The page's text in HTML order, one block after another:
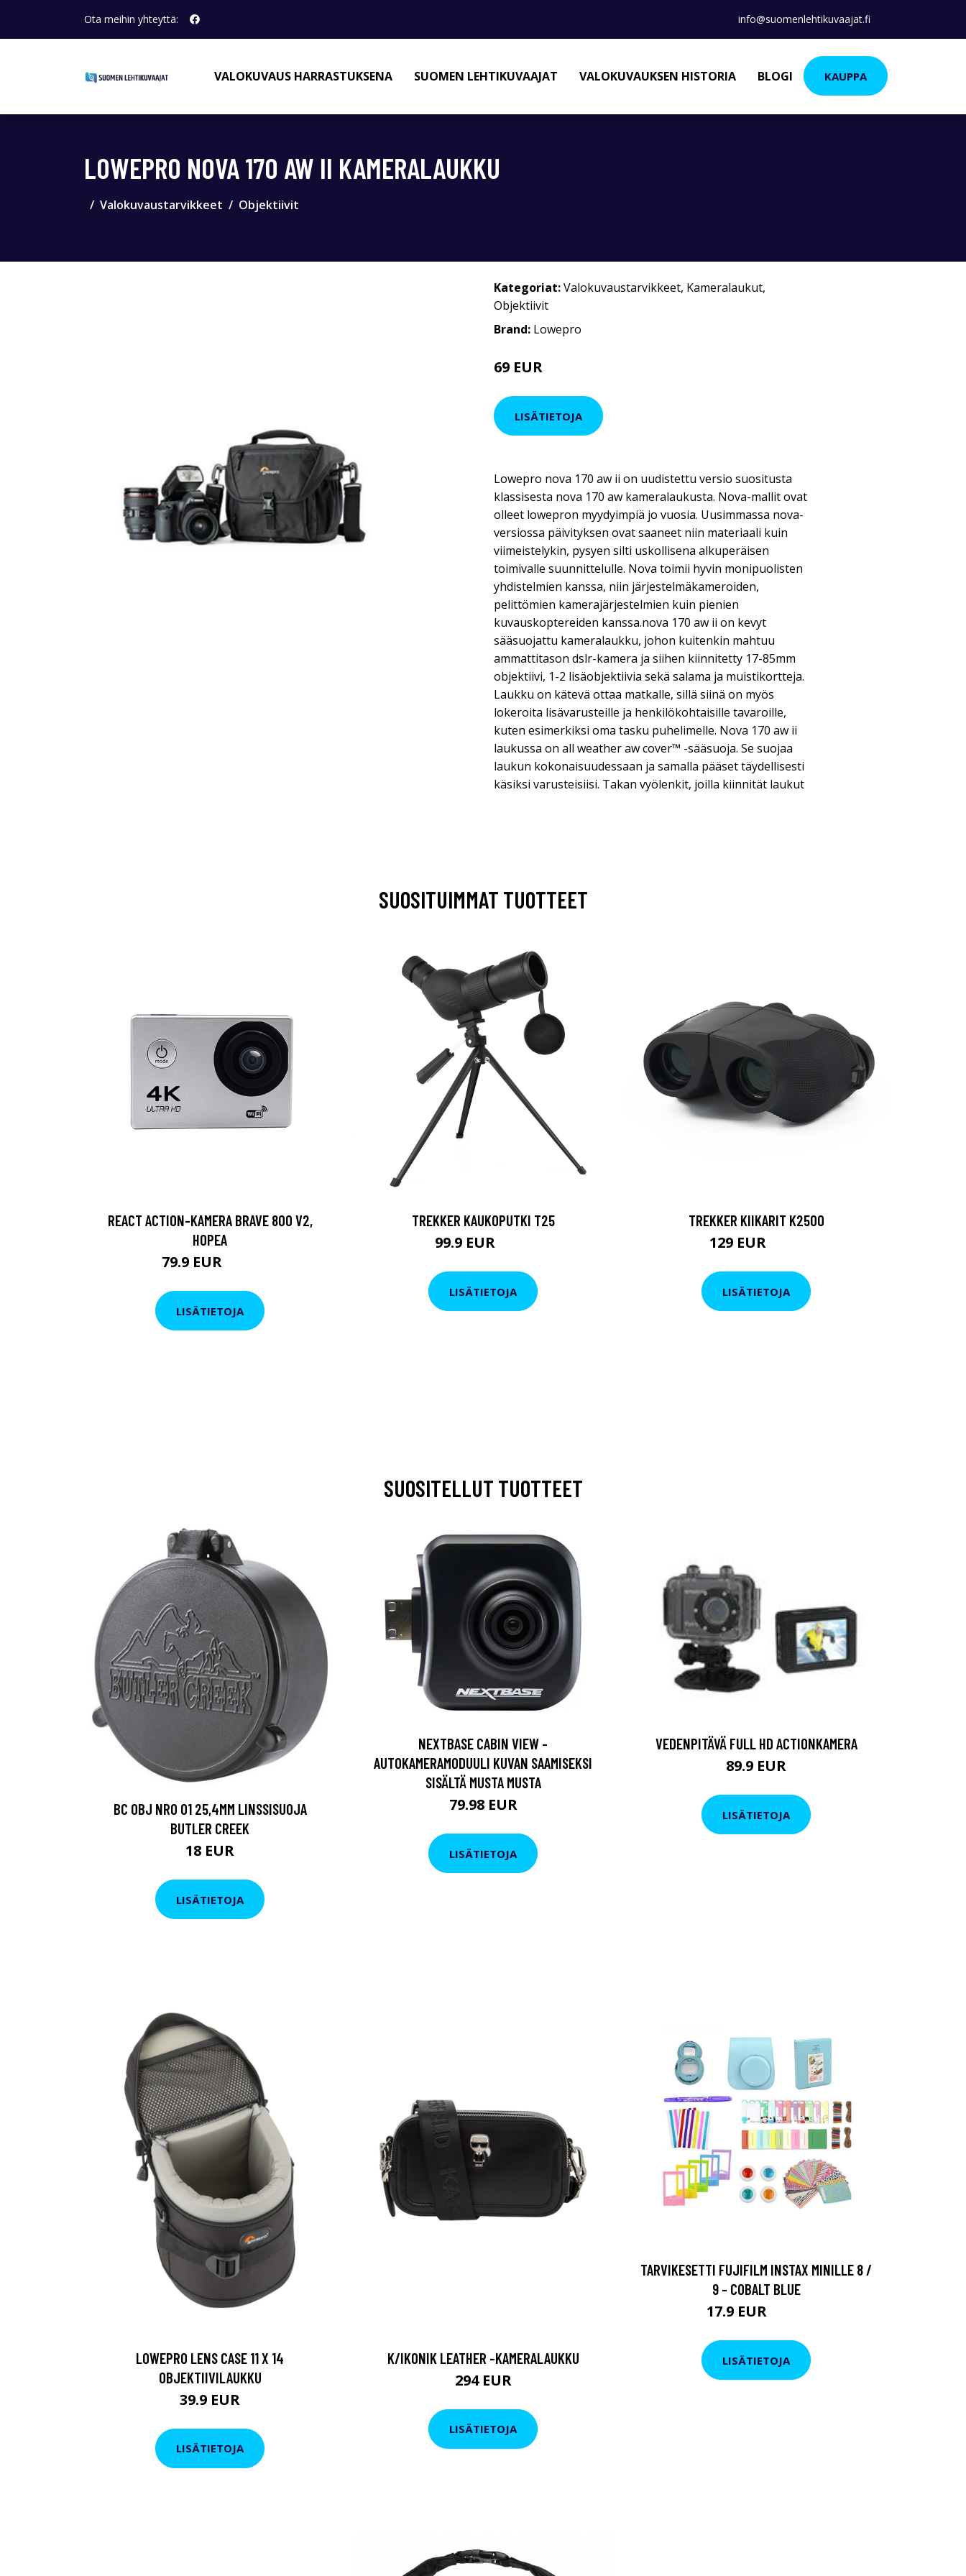
Ota meihin yhteyttä: info@suomenlehtikuvaajat.fi
VALOKUVAUS HARRASTUKSENA SUOMEN LEHTIKUVAAJAT VALOKUVAUKSEN HISTORIA BLOGI KAUPPA
LOWEPRO NOVA 170 AW II KAMERALAUKKU
Valokuvaustarvikkeet Objektiivit
Kategoriat:Valokuvaustarvikkeet, Kameralaukut,
Objektiivit
Brand: Lowepro
69 EUR
LISÄTIETOJA
Lowepro nova 170 aw ii on uudistettu versio suositusta
klassisesta nova 170 aw kameralaukusta. Nova-mallit ovat
olleet lowepron myydyimpiä jo vuosia. Uusimmassa nova-
versiossa päivityksen ovat saaneet niin materiaali kuin
viimeistelykin, pysyen silti uskollisena alkuperäisen
toimivalle suunnittelulle. Nova toimii hyvin monipuolisten
yhdistelmien kanssa, niin järjestelmäkameroiden,
pelittömien kamerajärjestelmien kuin pienien
kuvauskoptereiden kanssa.nova 170 aw ii on kevyt
sääsuojattu kameralaukku, johon kuitenkin mahtuu
ammattitason dslr-kamera ja siihen kiinnitetty 17-85mm
objektiivi, 1-2 lisäobjektiivia sekä salama ja muistikortteja.
Laukku on kätevä ottaa matkalle, sillä siinä on myös
lokeroita lisävarusteille ja henkilökohtaisille tavaroille,
kuten esimerkiksi oma tasku puhelimelle. Nova 170 aw ii
laukussa on all weather aw cover™ -sääsuoja. Se suojaa
laukun kokonaisuudessaan ja samalla pääset täydellisesti
käsiksi varusteisiisi. Takan vyölenkit, joilla kiinnität laukut
SUOSITUIMMAT TUOTTEET
REACT ACTION-KAMERA BRAVE 800 V2,
HOPEA
79.9 EUR
LISÄTIETOJA
TREKKER KAUKOPUTKI T25
99.9 EUR
LISÄTIETOJA
TREKKER KIIKARIT K2500
129 EUR
LISÄTIETOJA
SUOSITELLUT TUOTTEET
BC OBJ NRO 01 25,4MM LINSSISUOJA
BUTLER CREEK
18 EUR
LISÄTIETOJA
NEXTBASE CABIN VIEW -
AUTOKAMERAMODUULI KUVAN SAAMISEKSI
SISÄLTÄ MUSTA MUSTA
79.98 EUR
LISÄTIETOJA
VEDENPITÄVÄ FULL HD ACTIONKAMERA
89.9 EUR
LISÄTIETOJA
LOWEPRO LENS CASE 11 X 14
OBJEKTIIVILAUKKU
39.9 EUR
LISÄTIETOJA
K/IKONIK LEATHER -KAMERALAUKKU
294 EUR
LISÄTIETOJA
TARVIKESETTI FUJIFILM INSTAX MINILLE 8 /
9 - COBALT BLUE
17.9 EUR
LISÄTIETOJA